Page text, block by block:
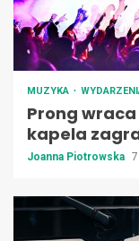
MUZYKA
Prong
kapela
Joanna Piotrowska